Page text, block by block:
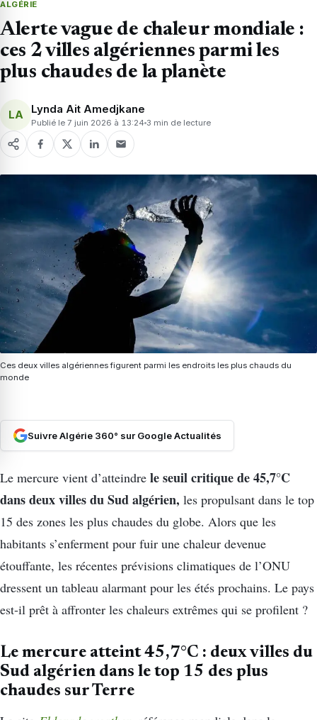
ALGÉRIE
Alerte vague de chaleur mondiale :
ces 2 villes algériennes parmi les
plus chaudes de la planète
LA Lynda Ait Amedjkane
Publié le 7 juin 2026 à 13:24 3 min de lecture
Ces deux villes algériennes figurent parmi les endroits les plus chauds du
monde
Suivre Algérie 360° sur Google Actualités
Le mercure vient d’atteindre le seuil critique de 45,7°C
dans deux villes du Sud algérien, les propulsant dans le top
15 des zones les plus chaudes du globe. Alors que les
habitants s’enferment pour fuir une chaleur devenue
étouffante, les récentes prévisions climatiques de l’ONU
dressent un tableau alarmant pour les étés prochains. Le pays
est-il prêt à affronter les chaleurs extrêmes qui se profilent ?
Le mercure atteint 45,7°C : deux villes du
Sud algérien dans le top 15 des plus
chaudes sur Terre